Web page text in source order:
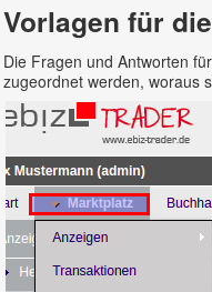
Vorlagen für
Die Fragen und Antworten
zugeordnet werden, woraus